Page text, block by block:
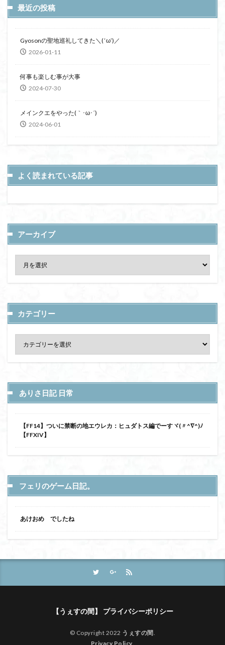
最近の投稿
Gyosonの聖地巡礼してきた＼( ‘ω’)／
2026-01-11
何事も楽しむ事が大事
2024-07-30
メインクエをやった(｀･ω･´)
2024-06-01
よく読まれている記事
アーカイブ
カテゴリー
ありさ日記 日常
【FF14】ついに禁断の地エウレカ：ヒュダトス編でーすヾ(〃^∇^)ﾉ
【FFXIV】
フェリのゲーム日記。
あけおめ でしたね
【うぇすの間】 プライバシーポリシー
© Copyright 2022 うぇすの間.
Privacy Policy